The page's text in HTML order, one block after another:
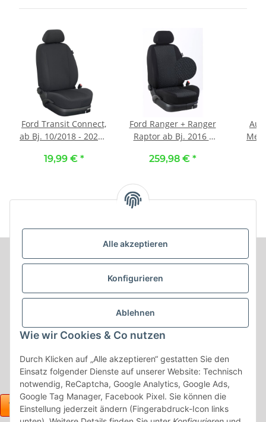
Alle akzeptieren
Konfigurieren
Ablehnen
Wie wir Cookies & Co nutzen
Durch Klicken auf „Alle akzeptieren“ gestatten Sie den
Einsatz folgender Dienste auf unserer Website: Technisch
notwendig, ReCaptcha, Google Analytics, Google Ads,
Google Tag Manager, Facebook Pixel. Sie können die
Einstellung jederzeit ändern (Fingerabdruck-Icon links
Ford Transit Connect,
ab Bj. 10/2018 - 2025 /
Mittelkonsolenbezug
schwarz
19,99 € *
Ford Ranger + Ranger
Raptor ab Bj. 2016 -
Maßangefertigtes
006. Stoff Modena /
Stoff schwarz
259,98 € *
Informationen
Produkt Informationen
Shop Informationen
Gesetzliche Informationen